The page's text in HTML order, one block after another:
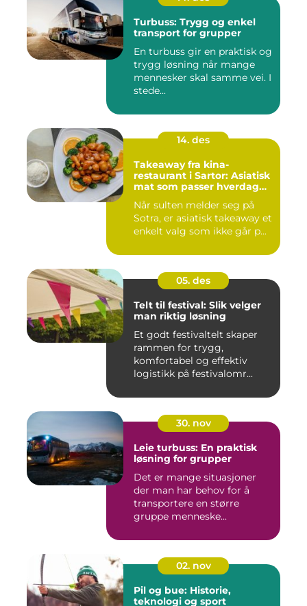
Turbuss: Trygg og enkel
transport for grupper
En turbuss gir en praktisk og
trygg løsning når mange
mennesker skal samme vei. I
stede...
14. des
Takeaway fra kina-
restaurant i Sartor: Asiatisk
mat som passer hverdag
Når sulten melder seg på
Sotra, er asiatisk takeaway et
enkelt valg som ikke går p...
05. des
Telt til festival: Slik velger
man riktig løsning
Et godt festivaltelt skaper
rammen for trygg,
komfortabel og effektiv
logistikk på festivalomr...
30. nov
Leie turbuss: En praktisk
løsning for grupper
Det er mange situasjoner
der man har behov for å
transportere en større
gruppe menneske...
02. nov
Pil og bue: Historie,
teknologi og sport